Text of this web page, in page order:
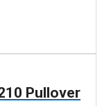
Pullover